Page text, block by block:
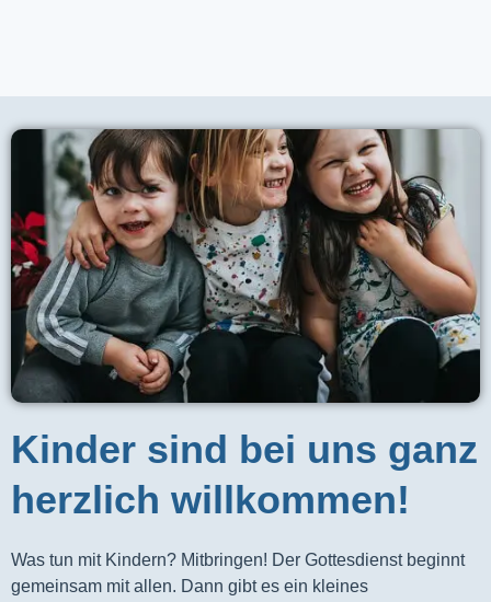
Kinder sind bei uns ganz
herzlich willkommen!
Was tun mit Kindern? Mitbringen! Der Gottesdienst beginnt
gemeinsam mit allen. Dann gibt es ein kleines